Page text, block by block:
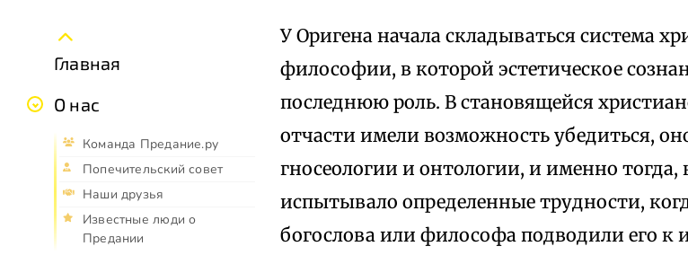
Главная
О нас
Команда Предание.ру
Попечительский совет
Наши друзья
Известные люди о
Предании
У Оригена начала складываться система
философии, в которой эстетическое
последнюю роль. В становящейся
отчасти имели возможность убедиться,
гносеологии и онтологии, и именно
испытывало определенные трудности,
богослова или философа подводили его к